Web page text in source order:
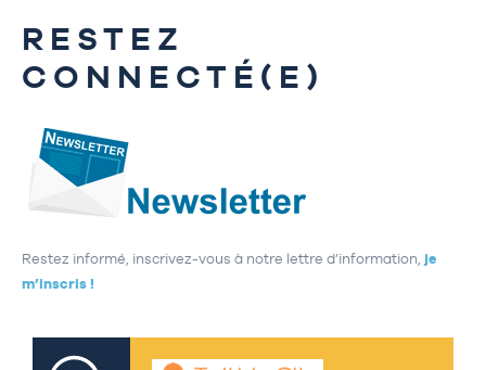
RESTEZ
CONNECTÉ(E)
Restez informé, inscrivez-vous à notre lettre d’information, je
m’inscris !